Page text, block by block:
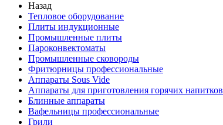
Назад
Тепловое оборудование
Плиты индукционные
Промышленные плиты
Пароконвектоматы
Промышленные сковороды
Фритюрницы профессиональные
Аппараты Sous Vide
Аппараты для приготовления горячих напитков
Блинные аппараты
Вафельницы профессиональные
Грили